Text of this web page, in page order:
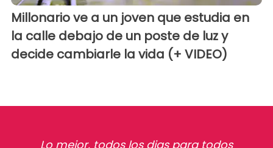
Millonario ve a un joven que estudia en
la calle debajo de un poste de luz y
decide cambiarle la vida (+ VIDEO)
Lo mejor, todos los dias para todos